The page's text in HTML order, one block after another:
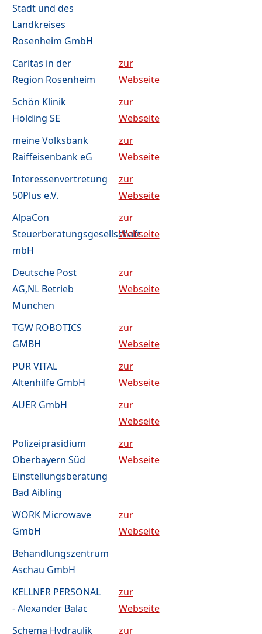
Stadt und des
Landkreises
Rosenheim GmbH
Caritas in der
Region Rosenheim
zur
Webseite
Schön Klinik
Holding SE
zur
Webseite
meine Volksbank
Raiffeisenbank eG
zur
Webseite
Interessenvertretung
50Plus e.V.
zur
Webseite
AlpaCon
Steuerberatungsgesellschaft
mbH
zur
Webseite
Deutsche Post
AG,NL Betrieb
München
zur
Webseite
TGW ROBOTICS
GMBH
zur
Webseite
PUR VITAL
Altenhilfe GmbH
zur
Webseite
AUER GmbH
zur
Webseite
Polizeipräsidium
Oberbayern Süd
Einstellungsberatung
Bad Aibling
zur
Webseite
WORK Microwave
GmbH
zur
Webseite
Behandlungszentrum
Aschau GmbH
KELLNER PERSONAL
- Alexander Balac
zur
Webseite
Schema Hydraulik
zur